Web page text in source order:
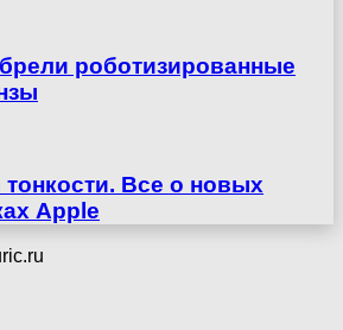
роботизированные
Все о новых
Apple